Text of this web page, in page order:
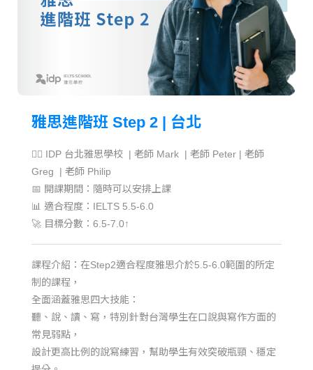
雅思進階班 Step 2 | 台北
🙋‍♂️ IDP 台北雅思學校 | 老師 Mark | 老師 Peter | 老師
Greg | 老師 Philip
📅 開課期間：隨時可以安排上課
📊 適合程度：IELTS 5.5-6.0
🚀 目標分數：6.5-7.0↑
課程介紹：在Step2適合程度雅思介於5.5-6.0範圍的所定
制的課程，
全面涵蓋雅思四大技能：
聽、說、讀、寫，特別針對台灣學生在口說與寫作方面的
常見弱點，
設計更高比例的說寫練習，幫助學生有效突破瓶頸、穩定